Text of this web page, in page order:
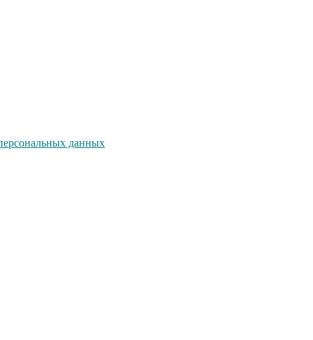
данных